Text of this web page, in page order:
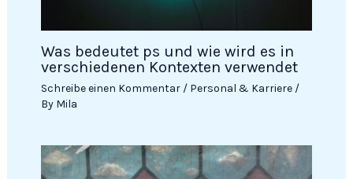
Was bedeutet ps und wie wird es in
verschiedenen Kontexten verwendet
Schreibe einen Kommentar / Personal & Karriere/
By Mila